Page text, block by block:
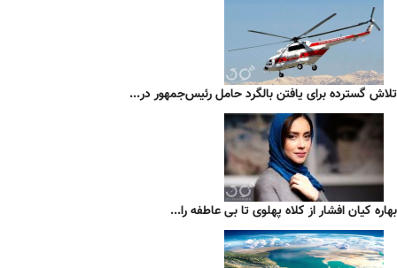
تلاش گسترده برای یافتن بالگرد حامل رئیس‌جمهور در...
بهاره کیان افشار از کلاه پهلوی تا بی عاطفه را...